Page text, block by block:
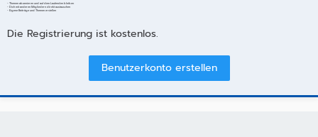
- Themen abonnieren und auf dem Laufenden bleiben
- Dich mit anderen Mitgliedern direkt austauschen
- Eigene Beiträge und Themen erstellen
Die Registrierung ist kostenlos.
Benutzerkonto erstellen